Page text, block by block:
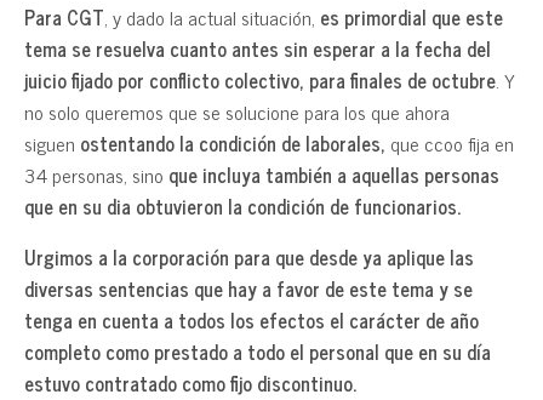
Para CGT, y dado la actual situación, es primordial que este
tema se resuelva cuanto antes sin esperar a la fecha del
juicio fijado por conflicto colectivo, para finales de octubre. Y
no solo queremos que se solucione para los que ahora
siguen ostentando la condición de laborales, que ccoo fija en
34 personas, sino que incluya también a aquellas personas
que en su dia obtuvieron la condición de funcionarios.
Urgimos a la corporación para que desde ya aplique las
diversas sentencias que hay a favor de este tema y se
tenga en cuenta a todos los efectos el carácter de año
completo como prestado a todo el personal que en su día
estuvo contratado como fijo discontinuo.